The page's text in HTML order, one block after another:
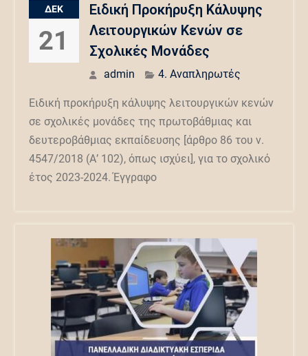
ΔΕΚ
21
Ειδική Προκήρυξη Κάλυψης
Λειτουργικών Κενών σε
Σχολικές Μονάδες
admin 4. Αναπληρωτές
Ειδική προκήρυξη κάλυψης λειτουργικών κενών
σε σχολικές μονάδες της πρωτοβάθμιας και
δευτεροβάθμιας εκπαίδευσης [άρθρο 86 του ν.
4547/2018 (Α’ 102), όπως ισχύει], για το σχολικό
έτος 2023-2024. Έγγραφο